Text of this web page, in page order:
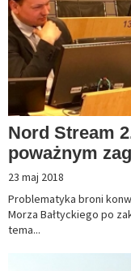
Nord Stream
poważnym
23 maj 2018
Problematyka broni
Morza Bałtyckiego po
tema...